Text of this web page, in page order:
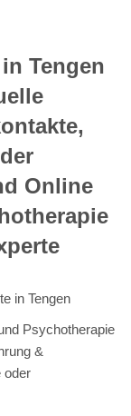
Tengen
Online
in Tengen
Psychotherapie
&
oder